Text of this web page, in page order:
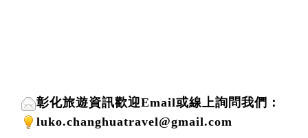
彰化旅遊資訊歡迎Email或線上詢問我們 ：
luko.changhuatravel@gmail.com